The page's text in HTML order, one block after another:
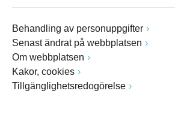
Behandling av personuppgifter
Senast ändrat på webbplatsen
Om webbplatsen
Kakor, cookies
Tillgänglighetsredogörelse